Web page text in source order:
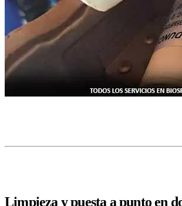
Limpieza y puesta a punto en